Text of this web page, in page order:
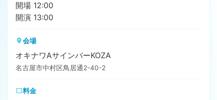
開場 12:00
開演 13:00
会場
オキナワAサインバーKOZA
名古屋市中村区鳥居通2-40-2
料金